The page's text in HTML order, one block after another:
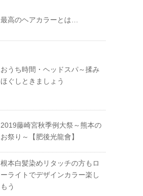
最高のヘアカラーとは…
おうち時間・ヘッドスパ～揉み
ほぐしときましょう
2019藤崎宮秋季例大祭～熊本の
お祭り～【肥後光龍會】
根本白髪染めリタッチの方もロ
ーライトでデザインカラー楽し
もう